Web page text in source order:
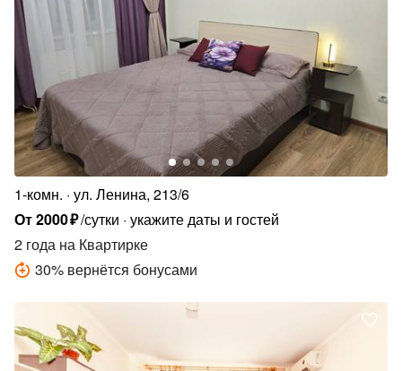
1-комн. ул. Ленина, 213/6
От2000₽/сутки укажите даты и гостей
2 года на Квартирке
30% вернётся бонусами